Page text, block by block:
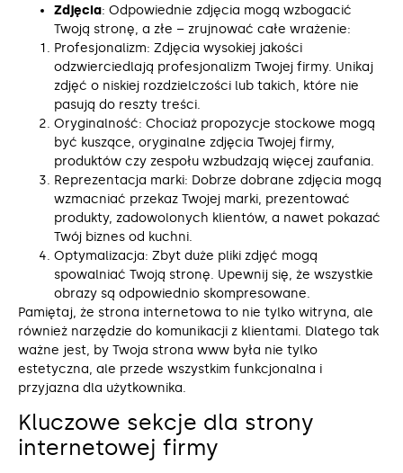
Zdjęcia: Odpowiednie zdjęcia mogą wzbogacić
Twoją stronę, a złe – zrujnować całe wrażenie:
Profesjonalizm: Zdjęcia wysokiej jakości
odzwierciedlają profesjonalizm Twojej firmy. Unikaj
zdjęć o niskiej rozdzielczości lub takich, które nie
pasują do reszty treści.
Oryginalność: Chociaż propozycje stockowe mogą
być kuszące, oryginalne zdjęcia Twojej firmy,
produktów czy zespołu wzbudzają więcej zaufania.
Reprezentacja marki: Dobrze dobrane zdjęcia mogą
wzmacniać przekaz Twojej marki, prezentować
produkty, zadowolonych klientów, a nawet pokazać
Twój biznes od kuchni.
Optymalizacja: Zbyt duże pliki zdjęć mogą
spowalniać Twoją stronę. Upewnij się, że wszystkie
obrazy są odpowiednio skompresowane.
Pamiętaj, że strona internetowa to nie tylko witryna, ale
również narzędzie do komunikacji z klientami. Dlatego tak
ważne jest, by Twoja strona www była nie tylko
estetyczna, ale przede wszystkim funkcjonalna i
przyjazna dla użytkownika.
Kluczowe sekcje dla strony
internetowej firmy